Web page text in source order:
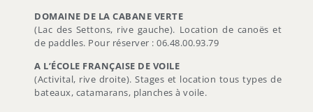
DOMAINE DE LA CABANE VERTE
(Lac des Settons, rive gauche). Location de canoës et
de paddles. Pour réserver : 06.48.00.93.79
A L’ÉCOLE FRANÇAISE DE VOILE
(Activital, rive droite). Stages et location tous types de
bateaux, catamarans, planches à voile.